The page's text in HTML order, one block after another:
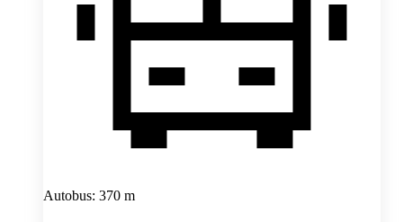
Autobus: 370 m